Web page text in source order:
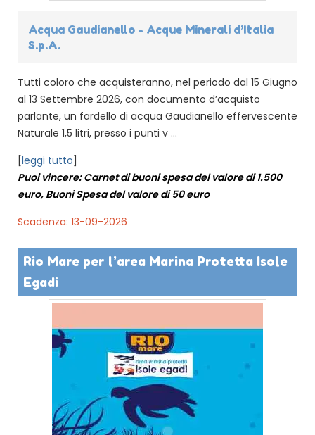
Acqua Gaudianello - Acque Minerali d’Italia
S.p.A.
Tutti coloro che acquisteranno, nel periodo dal 15 Giugno
al 13 Settembre 2026, con documento d’acquisto
parlante, un fardello di acqua Gaudianello effervescente
Naturale 1,5 litri, presso i punti v ...
[leggi tutto]
Puoi vincere: Carnet di buoni spesa del valore di 1.500
euro, Buoni Spesa del valore di 50 euro
Scadenza: 13-09-2026
Rio Mare per l’area Marina Protetta Isole
Egadi